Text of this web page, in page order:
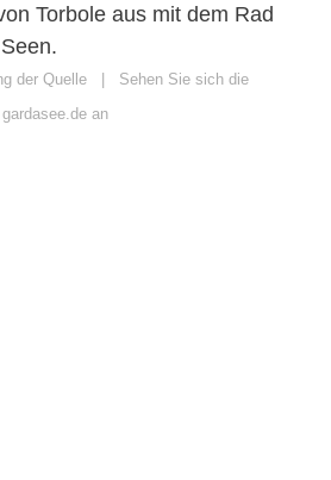
Torbole aus mit dem Rad
der Quelle | Sehen Sie sich die
an